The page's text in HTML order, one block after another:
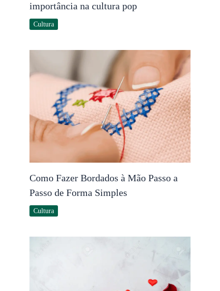
importância na cultura pop
Cultura
Como Fazer Bordados à Mão Passo a
Passo de Forma Simples
Cultura